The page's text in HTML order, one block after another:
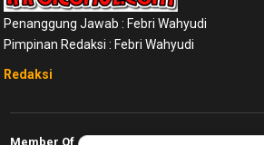
Penanggung Jawab : Febri Wahyudi
Pimpinan Redaksi : Febri Wahyudi
Redaksi
Member Of